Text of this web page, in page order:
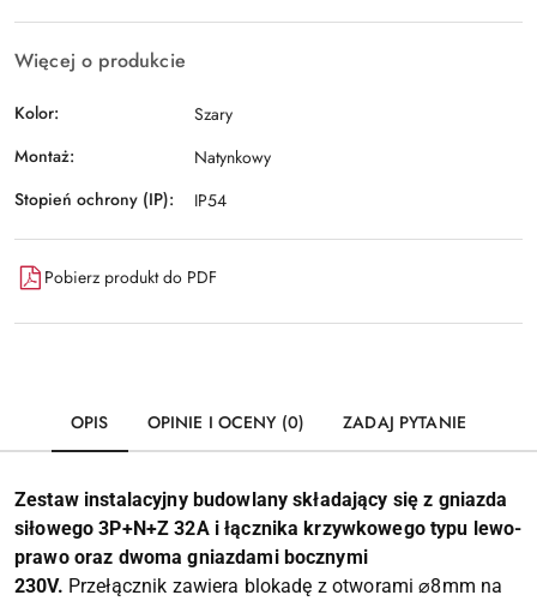
Więcej o produkcie
Kolor:
Szary
Montaż:
Natynkowy
Stopień ochrony (IP):
IP54
Pobierz produkt do PDF
OPIS OPINIE I OCENY (0) ZADAJ PYTANIE
Zestaw instalacyjny budowlany składający się z gniazda
siłowego 3P+N+Z 32A i łącznika krzywkowego typu lewo-
prawo oraz dwoma gniazdami bocznymi
230V. Przełącznik zawiera blokadę z otworami ⌀8mm na